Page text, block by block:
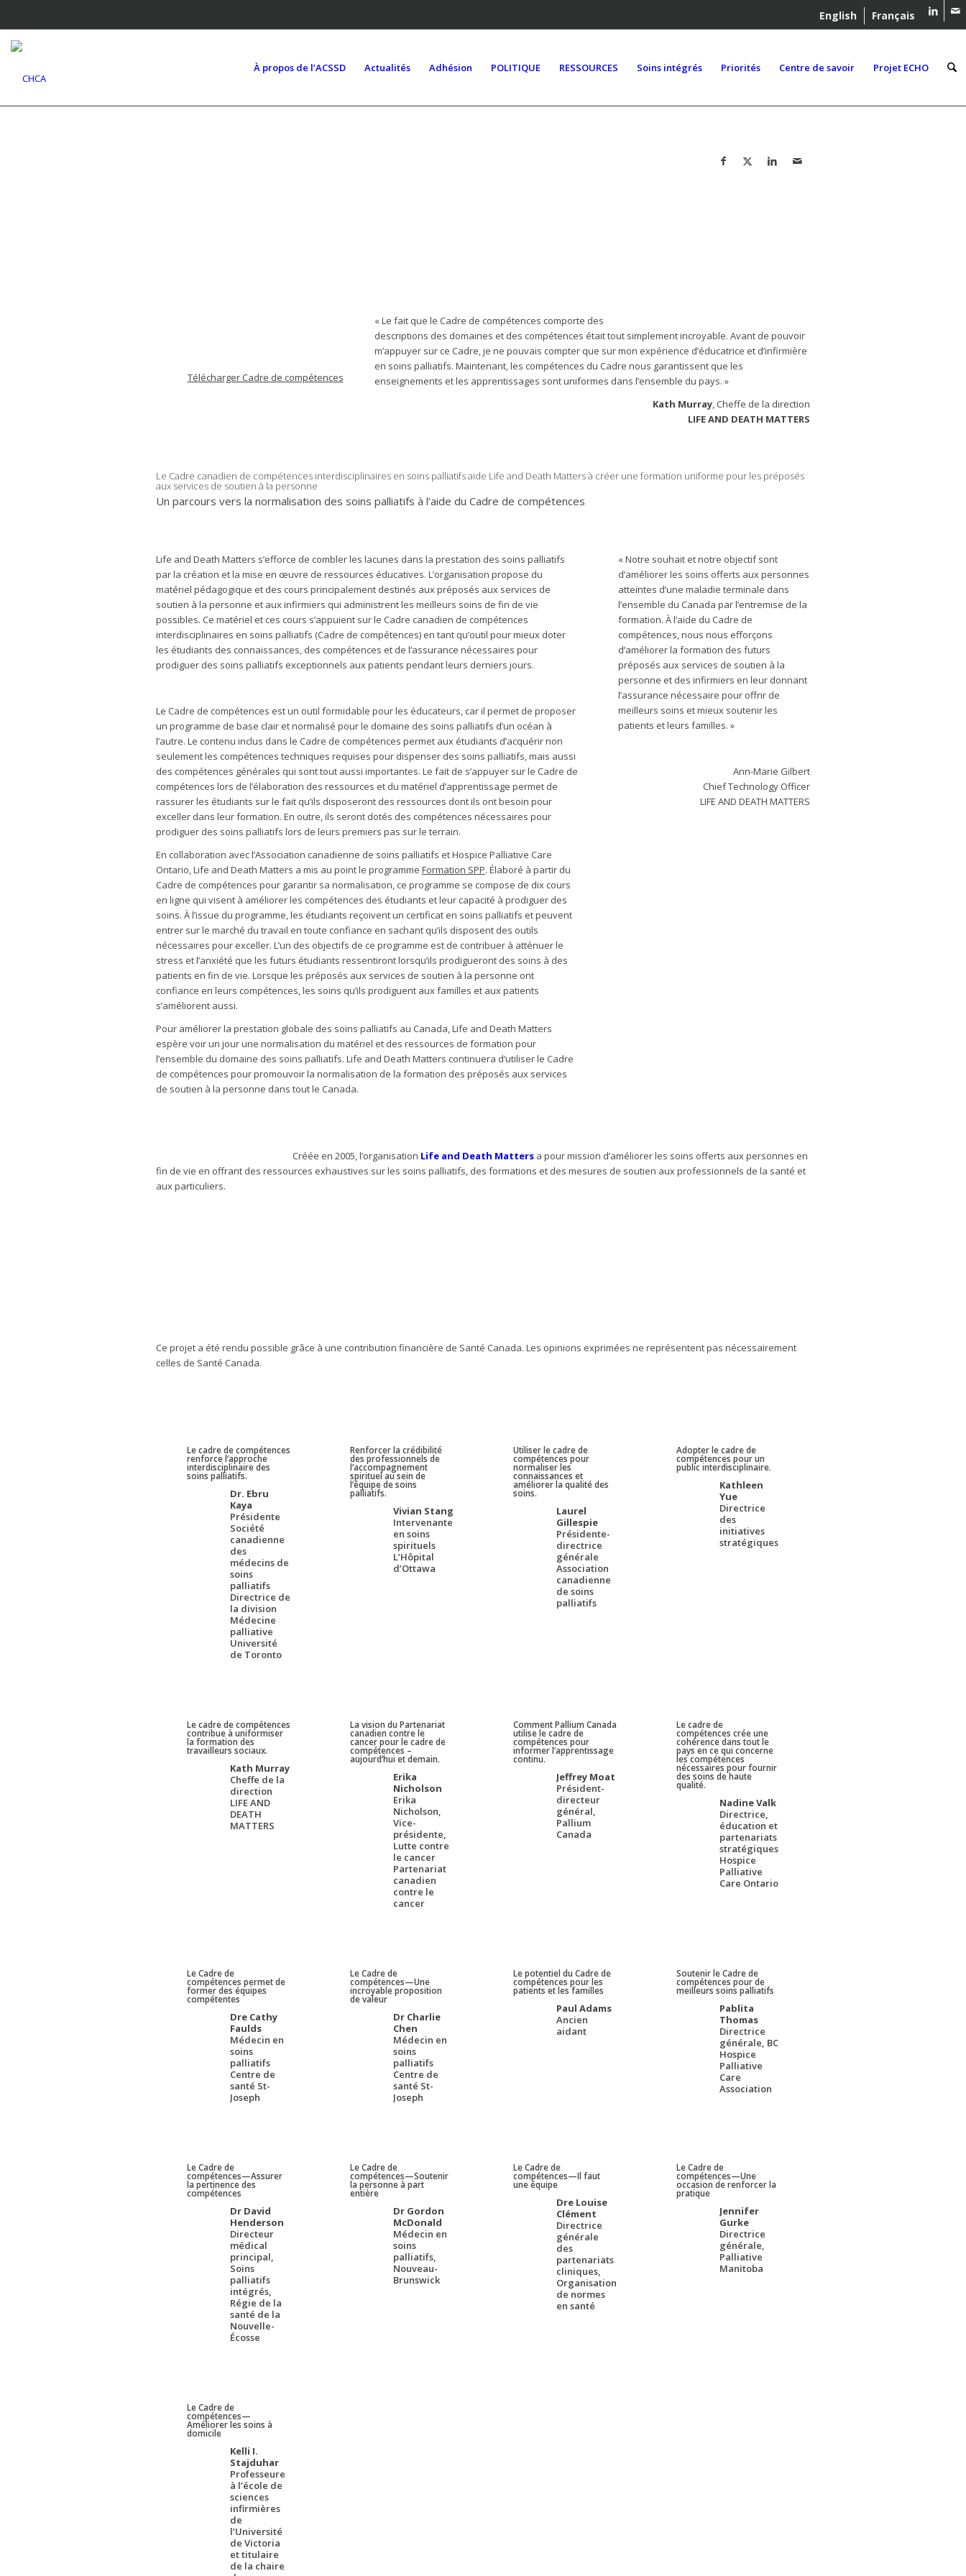
English Français
À propos de l’ACSSD Actualités Adhésion POLITIQUE RESSOURCES Soins intégrés Priorités Centre de savoir Projet ECHO
Télécharger Cadre de compétences
« Le fait que le Cadre de compétences comporte des
descriptions des domaines et des compétences était tout simplement incroyable. Avant de pouvoir
m’appuyer sur ce Cadre, je ne pouvais compter que sur mon expérience d’éducatrice et d’infirmière
en soins palliatifs. Maintenant, les compétences du Cadre nous garantissent que les
enseignements et les apprentissages sont uniformes dans l’ensemble du pays. »
Kath Murray, Cheffe de la direction
LIFE AND DEATH MATTERS
Le Cadre canadien de compétences interdisciplinaires en soins palliatifs aide Life and Death Matters à créer une formation uniforme pour les préposés
aux services de soutien à la personne
Un parcours vers la normalisation des soins palliatifs à l’aide du Cadre de compétences
Life and Death Matters s’efforce de combler les lacunes dans la prestation des soins palliatifs
par la création et la mise en œuvre de ressources éducatives. L’organisation propose du
matériel pédagogique et des cours principalement destinés aux préposés aux services de
soutien à la personne et aux infirmiers qui administrent les meilleurs soins de fin de vie
possibles. Ce matériel et ces cours s’appuient sur le Cadre canadien de compétences
interdisciplinaires en soins palliatifs (Cadre de compétences) en tant qu’outil pour mieux doter
les étudiants des connaissances, des compétences et de l’assurance nécessaires pour
prodiguer des soins palliatifs exceptionnels aux patients pendant leurs derniers jours.
Le Cadre de compétences est un outil formidable pour les éducateurs, car il permet de proposer
un programme de base clair et normalisé pour le domaine des soins palliatifs d’un océan à
l’autre. Le contenu inclus dans le Cadre de compétences permet aux étudiants d’acquérir non
seulement les compétences techniques requises pour dispenser des soins palliatifs, mais aussi
des compétences générales qui sont tout aussi importantes. Le fait de s’appuyer sur le Cadre de
compétences lors de l’élaboration des ressources et du matériel d’apprentissage permet de
rassurer les étudiants sur le fait qu’ils disposeront des ressources dont ils ont besoin pour
exceller dans leur formation. En outre, ils seront dotés des compétences nécessaires pour
prodiguer des soins palliatifs lors de leurs premiers pas sur le terrain.
En collaboration avec l’Association canadienne de soins palliatifs et Hospice Palliative Care
Ontario, Life and Death Matters a mis au point le programme Formation SPP. Élaboré à partir du
Cadre de compétences pour garantir sa normalisation, ce programme se compose de dix cours
en ligne qui visent à améliorer les compétences des étudiants et leur capacité à prodiguer des
soins. À l’issue du programme, les étudiants reçoivent un certificat en soins palliatifs et peuvent
entrer sur le marché du travail en toute confiance en sachant qu’ils disposent des outils
nécessaires pour exceller. L’un des objectifs de ce programme est de contribuer à atténuer le
stress et l’anxiété que les futurs étudiants ressentiront lorsqu’ils prodigueront des soins à des
patients en fin de vie. Lorsque les préposés aux services de soutien à la personne ont
confiance en leurs compétences, les soins qu’ils prodiguent aux familles et aux patients
s’améliorent aussi.
Pour améliorer la prestation globale des soins palliatifs au Canada, Life and Death Matters
espère voir un jour une normalisation du matériel et des ressources de formation pour
l’ensemble du domaine des soins palliatifs. Life and Death Matters continuera d’utiliser le Cadre
de compétences pour promouvoir la normalisation de la formation des préposés aux services
de soutien à la personne dans tout le Canada.
« Notre souhait et notre objectif sont
d’améliorer les soins offerts aux personnes
atteintes d’une maladie terminale dans
l’ensemble du Canada par l’entremise de la
formation. À l’aide du Cadre de
compétences, nous nous efforçons
d’améliorer la formation des futurs
préposés aux services de soutien à la
personne et des infirmiers en leur donnant
l’assurance nécessaire pour offrir de
meilleurs soins et mieux soutenir les
patients et leurs familles. »
Ann-Marie Gilbert
Chief Technology Officer
LIFE AND DEATH MATTERS
Créée en 2005, l’organisation Life and Death Matters a pour mission d’améliorer les soins offerts aux personnes en
fin de vie en offrant des ressources exhaustives sur les soins palliatifs, des formations et des mesures de soutien aux professionnels de la santé et
aux particuliers.
Ce projet a été rendu possible grâce à une contribution financière de Santé Canada. Les opinions exprimées ne représentent pas nécessairement
celles de Santé Canada.
Le cadre de compétences
renforce l’approche
interdisciplinaire des
soins palliatifs.
Dr. Ebru
Kaya
Présidente
Société
canadienne
des
médecins de
soins
palliatifs
Directrice de
la division
Médecine
palliative
Université
de Toronto
Renforcer la crédibilité
des professionnels de
l’accompagnement
spirituel au sein de
l’équipe de soins
palliatifs.
Vivian Stang
Intervenante
en soins
spirituels
L’Hôpital
d’Ottawa
Utiliser le cadre de
compétences pour
normaliser les
connaissances et
améliorer la qualité des
soins.
Laurel
Gillespie
Présidente-
directrice
générale
Association
canadienne
de soins
palliatifs
Adopter le cadre de
compétences pour un
public interdisciplinaire.
Kathleen
Yue
Directrice
des
initiatives
stratégiques
Le cadre de compétences
contribue à uniformiser
la formation des
travailleurs sociaux.
Kath Murray
Cheffe de la
direction
LIFE AND
DEATH
MATTERS
La vision du Partenariat
canadien contre le
cancer pour le cadre de
compétences –
aujourd’hui et demain.
Erika
Nicholson
Erika
Nicholson,
Vice-
présidente,
Lutte contre
le cancer
Partenariat
canadien
contre le
cancer
Comment Pallium Canada
utilise le cadre de
compétences pour
informer l’apprentissage
continu.
Jeffrey Moat
Président-
directeur
général,
Pallium
Canada
Le cadre de
compétences crée une
cohérence dans tout le
pays en ce qui concerne
les compétences
nécessaires pour fournir
des soins de haute
qualité.
Nadine Valk
Directrice,
éducation et
partenariats
stratégiques
Hospice
Palliative
Care Ontario
Le Cadre de
compétences permet de
former des équipes
compétentes
Dre Cathy
Faulds
Médecin en
soins
palliatifs
Centre de
santé St-
Joseph
Le Cadre de
compétences—Une
incroyable proposition
de valeur
Dr Charlie
Chen
Médecin en
soins
palliatifs
Centre de
santé St-
Joseph
Le potentiel du Cadre de
compétences pour les
patients et les familles
Paul Adams
Ancien
aidant
Soutenir le Cadre de
compétences pour de
meilleurs soins palliatifs
Pablita
Thomas
Directrice
générale, BC
Hospice
Palliative
Care
Association
Le Cadre de
compétences—Assurer
la pertinence des
compétences
Dr David
Henderson
Directeur
médical
principal,
Soins
palliatifs
intégrés,
Régie de la
santé de la
Nouvelle-
Écosse
Le Cadre de
compétences—Soutenir
la personne à part
entière
Dr Gordon
McDonald
Médecin en
soins
palliatifs,
Nouveau-
Brunswick
Le Cadre de
compétences—Il faut
une équipe
Dre Louise
Clément
Directrice
générale
des
partenariats
cliniques,
Organisation
de normes
en santé
Le Cadre de
compétences—Une
occasion de renforcer la
pratique
Jennifer
Gurke
Directrice
générale,
Palliative
Manitoba
Le Cadre de
compétences—
Améliorer les soins à
domicile
Kelli I.
Stajduhar
Professeure
à l’école de
sciences
infirmières
de
l’Université
de Victoria
et titulaire
de la chaire